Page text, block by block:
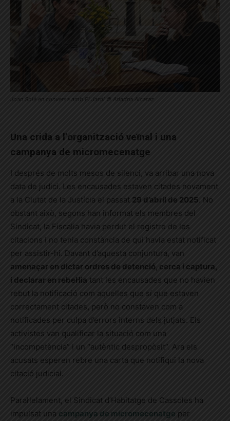
Joan Solé en conversa amb El Jardí © Ariadna Alcaraz
Una crida a l’organització veïnal i una
campanya de micromecenatge
I després de molts mesos de silenci, va arribar una nova
data de judici. Les encausades estaven citades novament
a la Ciutat de la Justícia el passat 29 d’abril de 2025. No
obstant això, segons han informat els membres del
Sindicat, la Fiscalia havia perdut el registre de les
citacions i no tenia constància de qui havia estat notificat
per assistir-hi. Davant d’aquesta conjuntura, van
amenaçar en dictar ordres de detenció, cerca i captura,
i declarar en rebel·lia tant les encausades que no havien
rebut la notificació com aquelles que sí que estaven
correctament citades, però no constaven com a
notificades per culpa d’errors interns dels jutjats. Els
activistes van qualificar la situació com una
“incompetència” i un “autèntic despropòsit”. Ara els
acusats esperen rebre una carta que notifiqui la nova
citació judicial.
Paral·lelament, el Sindicat d’Habitatge de Cassoles ha
impulsat una campanya de micromecenatge per